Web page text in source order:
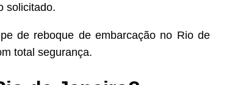
solicitado.
de reboque de embarcação no Rio de
total segurança.